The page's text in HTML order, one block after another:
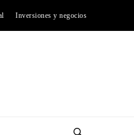
Inversiones y negocios